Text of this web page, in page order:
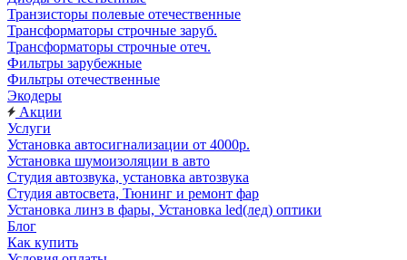
Транзисторы полевые отечественные
Трансформаторы строчные заруб.
Трансформаторы строчные отеч.
Фильтры зарубежные
Фильтры отечественные
Экодеры
Акции
Услуги
Установка автосигнализации от 4000р.
Установка шумоизоляции в авто
Студия автозвука, установка автозвука
Студия автосвета, Тюнинг и ремонт фар
Установка линз в фары, Установка led(лед) оптики
Блог
Как купить